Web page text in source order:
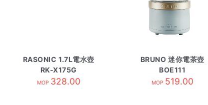
RASONIC 1.7L電水壺
RK-X175G
MOP 328.00
BRUNO 迷你電茶壺
BOE111
MOP 519.00